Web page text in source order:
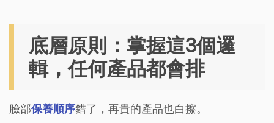
底層原則：掌握這3個邏
輯，任何產品都會排
臉部保養順序錯了，再貴的產品也白擦。